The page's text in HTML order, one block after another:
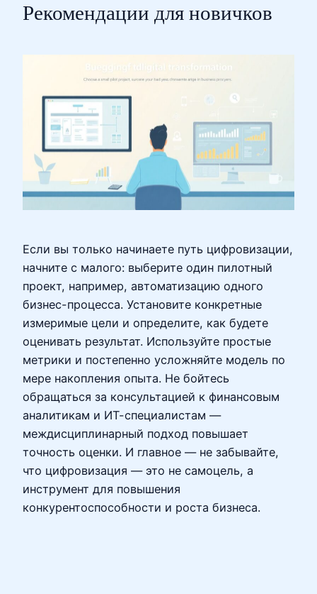
Рекомендации для новичков
Если вы только начинаете путь цифровизации,
начните с малого: выберите один пилотный
проект, например, автоматизацию одного
бизнес-процесса. Установите конкретные
измеримые цели и определите, как будете
оценивать результат. Используйте простые
метрики и постепенно усложняйте модель по
мере накопления опыта. Не бойтесь
обращаться за консультацией к финансовым
аналитикам и ИТ-специалистам —
междисциплинарный подход повышает
точность оценки. И главное — не забывайте,
что цифровизация — это не самоцель, а
инструмент для повышения
конкурентоспособности и роста бизнеса.